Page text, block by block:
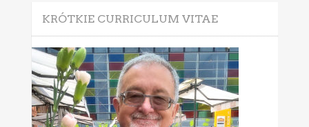
KRÓTKIE CURRICULUM VITAE